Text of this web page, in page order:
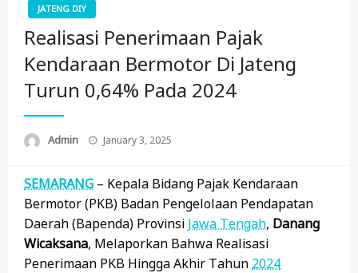
JATENG DIY
Realisasi Penerimaan Pajak
Kendaraan Bermotor Di Jateng
Turun 0,64% Pada 2024
Admin
Posted
January 3, 2025
SEMARANG – Kepala Bidang Pajak Kendaraan
Bermotor (PKB) Badan Pengelolaan Pendapatan
Daerah (Bapenda) Provinsi Jawa Tengah, Danang
Wicaksana, Melaporkan Bahwa Realisasi
Penerimaan PKB Hingga Akhir Tahun 2024